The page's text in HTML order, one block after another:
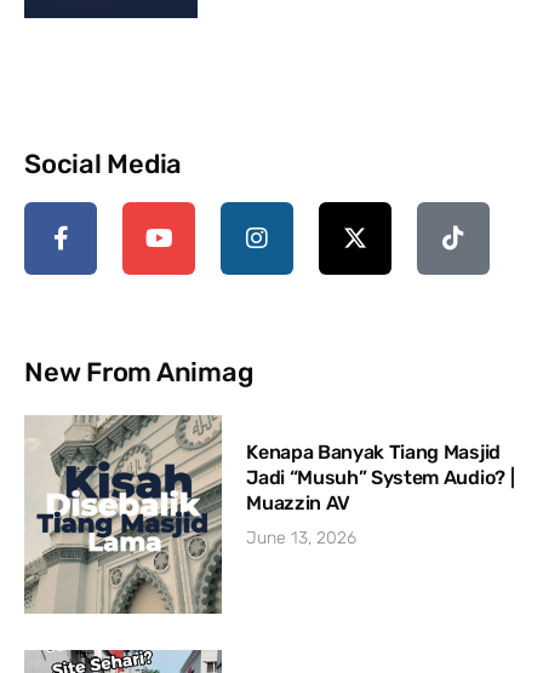
Social Media
New From Animag
Kenapa Banyak Tiang Masjid
Jadi “Musuh” System Audio? |
Muazzin AV
June 13, 2026